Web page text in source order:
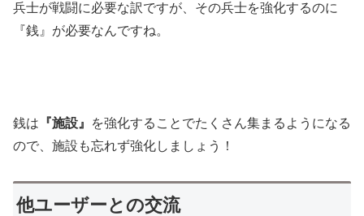
兵士が戦闘に必要な訳ですが、その兵士を強化するのに
『銭』が必要なんですね。
銭は 『施設』
を強化することでたくさん集まるようになる
ので、施設も忘れず強化しましょう！
他ユーザーとの交流